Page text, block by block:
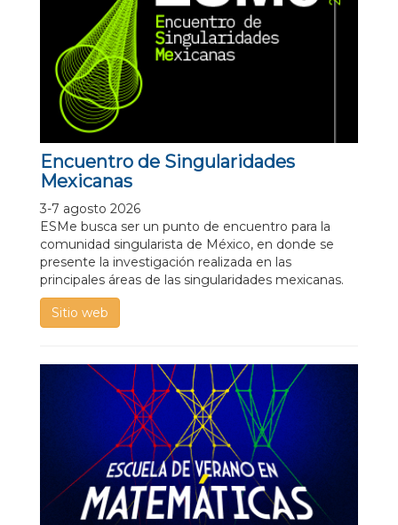
Encuentro de Singularidades
Mexicanas
3-7 agosto 2026
ESMe busca ser un punto de encuentro para la
comunidad singularista de México, en donde se
presente la investigación realizada en las
principales áreas de las singularidades mexicanas.
Sitio web